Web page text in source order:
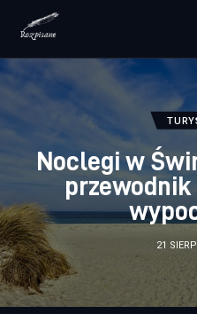
rozpisane.pl
Lifestyle
Zdrowie
Uroda
Dom i ogród
Noclegi w
21